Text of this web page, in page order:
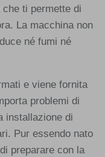
che ti permette di
La macchina non
né fumi né
e viene fornita
problemi di
installazione di
Pur essendo nato
preparare con la